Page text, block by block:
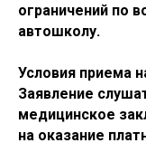
ограничений по
автошколу.
Условия приема
Заявление
медицинское
на оказание